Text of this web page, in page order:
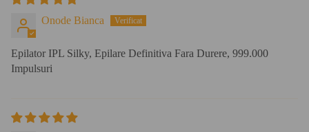
Onode Bianca
Epilator IPL Silky, Epilare Definitiva Fara Durere, 999.000
Impulsuri